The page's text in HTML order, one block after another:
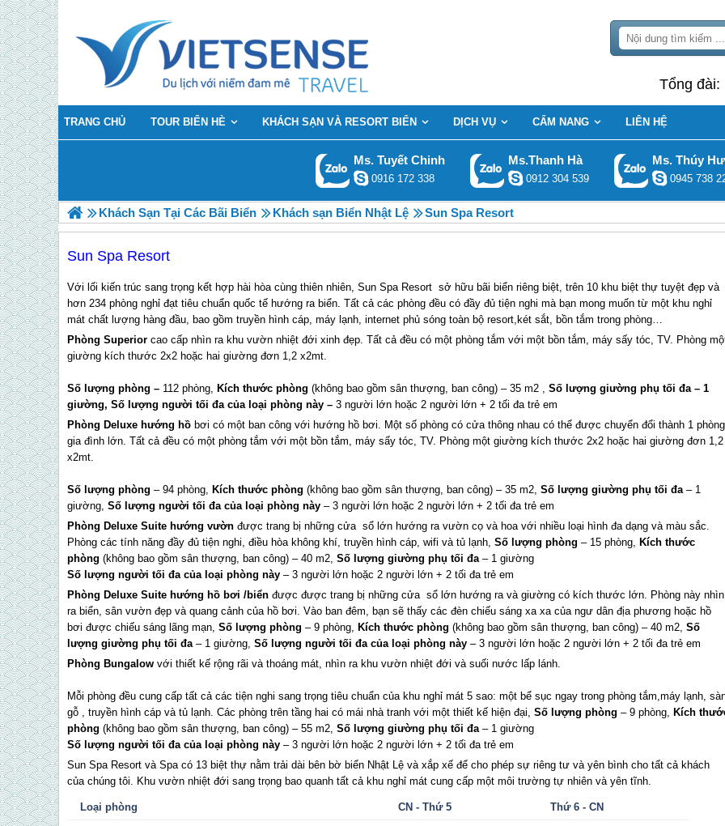
Tổng đài:
TRANG CHỦ TOUR BIỂN HÈ KHÁCH SẠN VÀ RESORT BIỂN DỊCH VỤ CẨM NANG LIÊN HỆ
Ms. Tuyết Chinh
0916 172 338
Ms.Thanh Hà
0912 304 539
Ms. Thúy
0945 738
Khách Sạn Tại Các Bãi Biển Khách sạn Biển Nhật Lệ Sun Spa Resort
Sun Spa Resort
Với lối kiến trúc sang trọng kết hợp hài hòa cùng thiên nhiên, Sun Spa Resort sở hữu bãi biển riêng biệt, trên 10 khu biệt thự tuyệt đẹp và
hơn 234 phòng nghỉ đạt tiêu chuẩn quốc tế hướng ra biển. Tất cả các phòng đều có đầy đủ tiện nghi mà bạn mong muốn từ một khu nghỉ
mát chất lượng hàng đầu, bao gồm truyền hình cáp, máy lạnh, internet phủ sóng toàn bộ resort,két sắt, bồn tắm trong phòng…
Phòng Superior cao cấp nhìn ra khu vườn nhiệt đới xinh đẹp. Tất cả đều có một phòng tắm với một bồn tắm, máy sấy tóc, TV. Phòng
giường kích thước 2x2 hoặc hai giường đơn 1,2 x2mt.
Số lượng phòng – 112 phòng, Kích thước phòng (không bao gồm sân thượng, ban công) – 35 m2 , Số lượng giường phụ tối đa– 1
giường, Số lượng người tối đa của loại phòng này – 3 người lớn hoặc 2 người lớn + 2 tối đa trẻ em
Phòng Deluxe hướng hồ bơi có một ban công với hướng hồ bơi. Một số phòng có cửa thông nhau có thể được chuyển đổi thành 1 phòng
gia đình lớn. Tất cả đều có một phòng tắm với một bồn tắm, máy sấy tóc, TV. Phòng một giường kích thước 2x2 hoặc hai giường đơn 1,2
x2mt.
Số lượng phòng – 94 phòng, Kích thước phòng (không bao gồm sân thượng, ban công) – 35 m2, Số lượng giường phụ tối đa– 1
giường, Số lượng người tối đa của loại phòng này – 3 người lớn hoặc 2 người lớn + 2 tối đa trẻ em
Phòng Deluxe Suite hướng vườn được trang bị những cửa sổ lớn hướng ra vườn cọ và hoa với nhiều loại hình đa dạng và màu sắc.
Phòng các tính năng đầy đủ tiện nghi, điều hòa không khí, truyền hình cáp, wifi và tủ lạnh, Số lượng phòng – 15 phòng, Kích thước
phòng (không bao gồm sân thượng, ban công) – 40 m2, Số lượng giường phụ tối đa– 1 giường
Số lượng người tối đa của loại phòng này – 3 người lớn hoặc 2 người lớn + 2 tối đa trẻ em
Phòng Deluxe Suite hướng hồ bơi /biển được được trang bị những cửa sổ lớn hướng ra và giường có kích thước lớn. Phòng này nhìn
ra biển, sân vườn đẹp và quang cảnh của hồ bơi. Vào ban đêm, bạn sẽ thấy các đèn chiếu sáng xa xa của ngư dân địa phương hoặc hồ
bơi được chiếu sáng lãng mạn, Số lượng phòng – 9 phòng, Kích thước phòng (không bao gồm sân thượng, ban công) – 40 m2, Số
lượng giường phụ tối đa– 1 giường, Số lượng người tối đa của loại phòng này – 3 người lớn hoặc 2 người lớn + 2 tối đa trẻ em
Phòng Bungalow với thiết kế rộng rãi và thoáng mát, nhìn ra khu vườn nhiệt đới và suối nước lấp lánh.
Mỗi phòng đều cung cấp tất cả các tiện nghi sang trọng tiêu chuẩn của khu nghỉ mát 5 sao: một bể sục ngay trong phòng tắm,máy lạnh,
gỗ , truyền hình cáp và tủ lạnh. Các phòng trên tầng hai có mái nhà tranh với một thiết kế hiện đại, Số lượng phòng – 9 phòng, Kích
phòng (không bao gồm sân thượng, ban công) – 55 m2, Số lượng giường phụ tối đa– 1 giường
Số lượng người tối đa của loại phòng này – 3 người lớn hoặc 2 người lớn + 2 tối đa trẻ em
Sun Spa Resort và Spa có 13 biệt thự nằm trải dài bên bờ biển Nhật Lệ và xắp xế để cho phép sự riêng tư và yên bình cho tất cả khách
của chúng tôi. Khu vườn nhiệt đới sang trọng bao quanh tất cả khu nghỉ mát cung cấp một môi trường tự nhiên và yên tĩnh.
Loại phòng CN - Thứ 5 Thứ 6 - CN